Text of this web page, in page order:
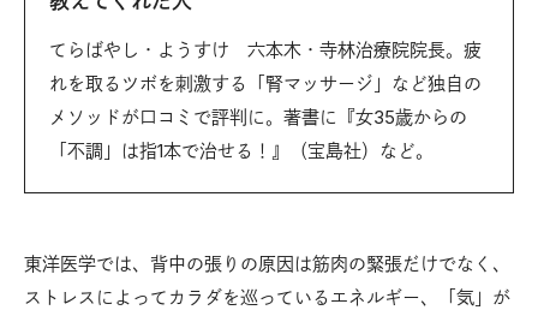
てらばやし・ようすけ 六本木・寺林治療院院長。疲
れを取るツボを刺激する「腎マッサージ」など独自の
メソッドが口コミで評判に。著書に『女35歳からの
「不調」は指1本で治せる！』（宝島社）など。
東洋医学では、背中の張りの原因は筋肉の緊張だけでなく、
ストレスによってカラダを巡っているエネルギー、「気」が